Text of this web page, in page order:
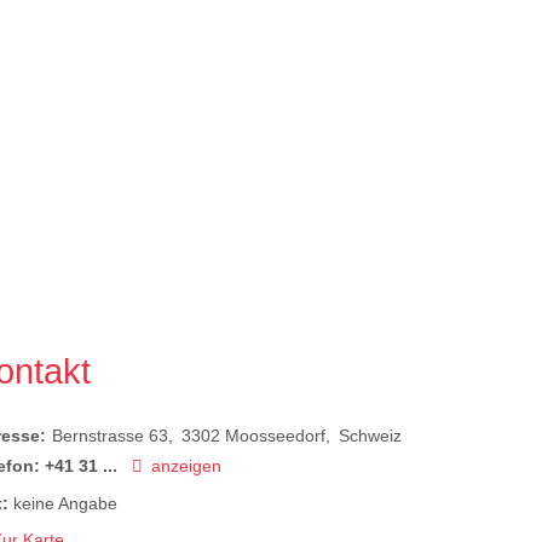
Bernstrasse 63 3302 Moosseedorf
Schweiz
+41 31 ...
anzeigen
keine Angabe